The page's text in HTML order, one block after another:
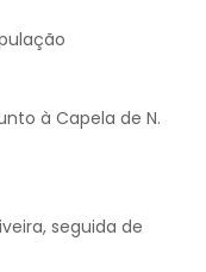
à Capela de N.
seguida de